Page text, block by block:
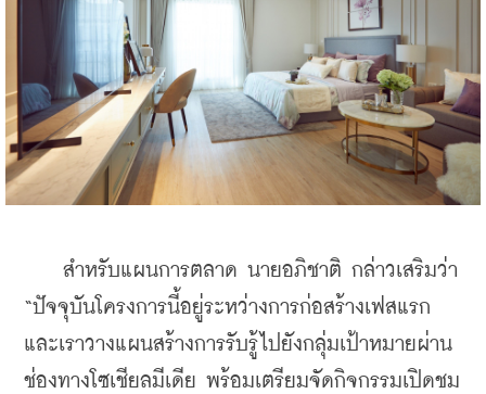
สำหรับแผนการตลาด นายอภิชาติ กล่าวเสริมว่า
“ปัจจุบันโครงการนี้อยู่ระหว่างการก่อสร้างเฟสแรก
และเราวางแผนสร้างการรับรู้ไปยังกลุ่มเป้าหมายผ่าน
ช่องทางโซเชียลมีเดีย พร้อมเตรียมจัดกิจกรรมเปิดชม